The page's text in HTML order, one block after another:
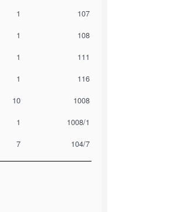
1 107
1 108
1 111
1 116
10 1008
1 1008/1
7 104/7